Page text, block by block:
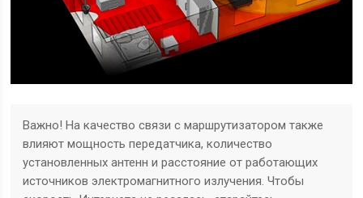
Важно! На качество связи с маршрутизатором также
влияют мощность передатчика, количество
установленных антенн и расстояние от работающих
источников электромагнитного излучения. Чтобы